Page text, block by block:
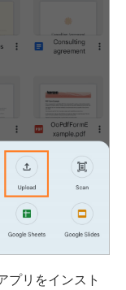
プリをインスト